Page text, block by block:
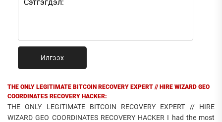
Илгээх
THE ONLY LEGITIMATE BITCOIN RECOVERY EXPERT // HIRE WIZARD GEO
COORDINATES RECOVERY HACKER:
THE ONLY LEGITIMATE BITCOIN RECOVERY EXPERT // HIRE
WIZARD GEO COORDINATES RECOVERY HACKER I had the most